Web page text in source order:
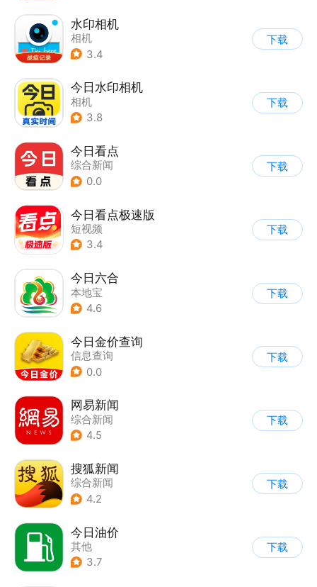
水印相机
相机
3.4
下载
今日水印相机
相机
3.8
下载
今日看点
综合新闻
0.0
下载
今日看点极速版
短视频
3.4
下载
今日六合
本地宝
4.6
下载
今日金价查询
信息查询
0.0
下载
网易新闻
综合新闻
4.5
下载
搜狐新闻
综合新闻
4.2
下载
今日油价
其他
3.7
下载